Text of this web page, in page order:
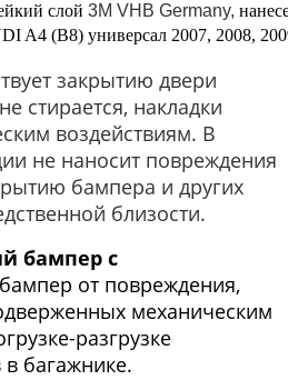
слой 3М VHB Germany,
A4 (B8) универсал 2007, 2008,
закрытию двери
стирается, накладки
воздействиям. В
не наносит повреждения
бампера и других
близости.
бампер с
от повреждения,
механическим
разгрузке
багажнике.